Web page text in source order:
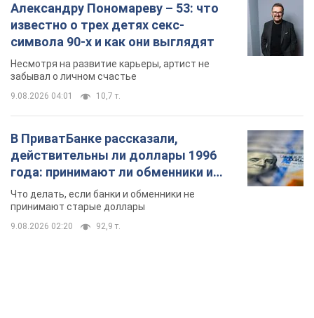
Александру Пономареву – 53: что
известно о трех детях секс-
символа 90-х и как они выглядят
Несмотря на развитие карьеры, артист не
забывал о личном счастье
9.08.2026 04:01 10,7 т.
В ПриватБанке рассказали,
действительны ли доллары 1996
года: принимают ли обменники и
банки такие купюры
Что делать, если банки и обменники не
принимают старые доллары
9.08.2026 02:20 92,9 т.